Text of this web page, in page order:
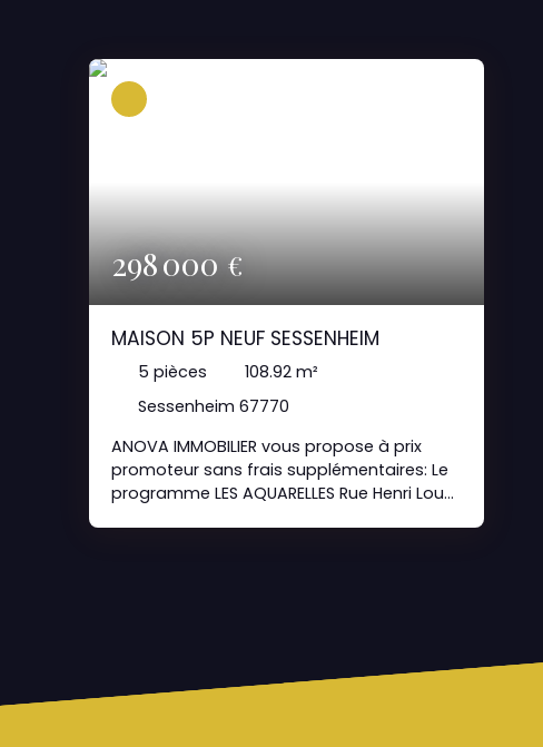
298 000€
MAISON 5P NEUF SESSENHEIM
5 pièces 108.92 m²
Sessenheim 67770
ANOVA IMMOBILIER vous propose à prix
promoteur sans frais supplémentaires: Le
programme LES AQUARELLES Rue Henri Loux
bains et un garage. Situation : 12
appartements duplex lumineux ainsi que